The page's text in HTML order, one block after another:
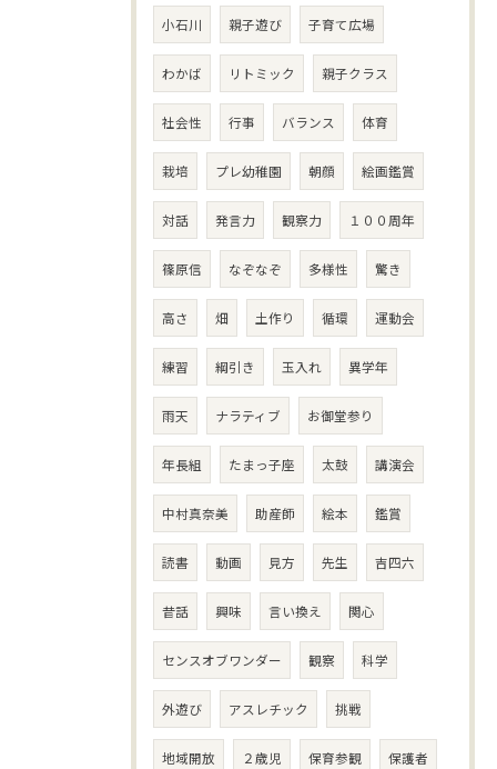
小石川 親子遊び 子育て広場
わかば リトミック 親子クラス
社会性 行事 バランス 体育
栽培 プレ幼稚園 朝顔 絵画鑑賞
対話 発言力 観察力 １００周年
篠原信 なぞなぞ 多様性 驚き
高さ 畑 土作り 循環 運動会
練習 綱引き 玉入れ 異学年
雨天 ナラティブ お御堂参り
年長組 たまっ子座 太鼓 講演会
中村真奈美 助産師 絵本 鑑賞
読書 動画 見方 先生 吉四六
昔話 興味 言い換え 関心
センスオブワンダー 観察 科学
外遊び アスレチック 挑戦
地域開放 ２歳児 保育参観 保護者